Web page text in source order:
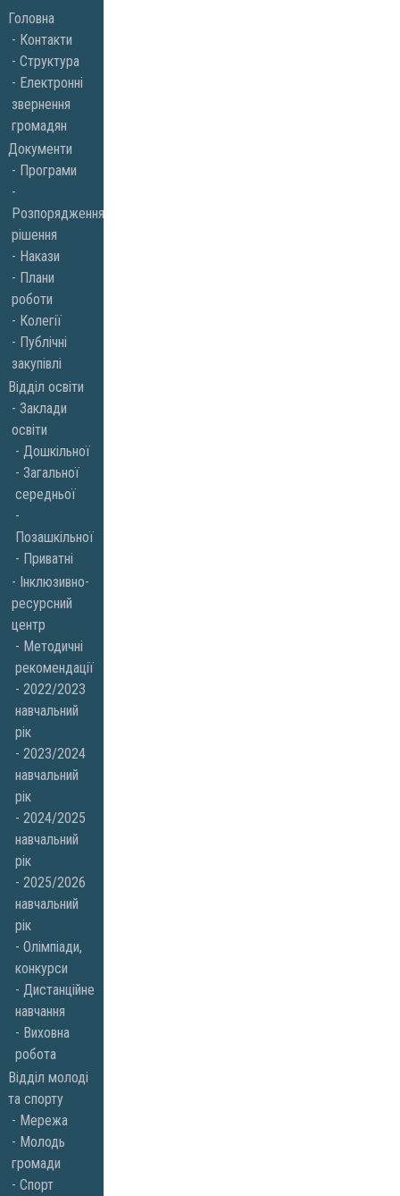
Skip
to
content
Головна
Контакти
Структура
Електронні
звернення
громадян
Документи
Програми
Розпорядження,
рішення
Накази
Плани
роботи
Колегії
Публічні
закупівлі
Відділ освіти
Заклади
освіти
Дошкільної
Загальної
середньої
Позашкільної
Приватні
Інклюзивно-
ресурсний
центр
Методичні
рекомендації
2022/2023
навчальний
рік
2023/2024
навчальний
рік
2024/2025
навчальний
рік
2025/2026
навчальний
рік
Олімпіади,
конкурси
Дистанційне
навчання
Виховна
робота
Відділ молоді
та спорту
Мережа
Молодь
громади
Спорт